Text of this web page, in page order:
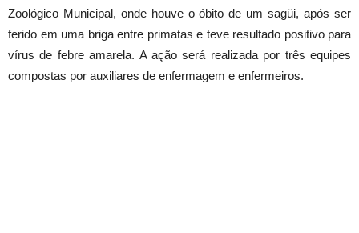
Zoológico Municipal, onde houve o óbito de um sagüi, após ser
ferido em uma briga entre primatas e teve resultado positivo para
vírus de febre amarela. A ação será realizada por três equipes
compostas por auxiliares de enfermagem e enfermeiros.